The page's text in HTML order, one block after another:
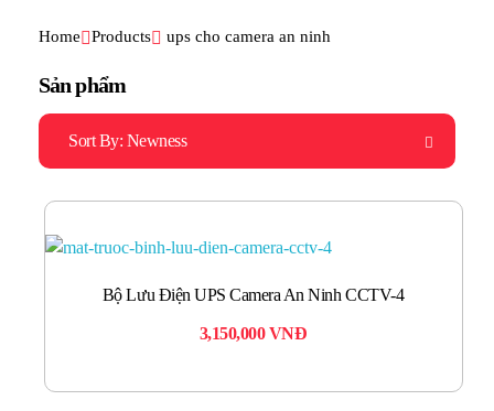
Home Products ups cho camera an ninh
Sản phẩm
Sort By: Newness
Bộ Lưu Điện UPS Camera An Ninh CCTV-4
3,150,000VNĐ